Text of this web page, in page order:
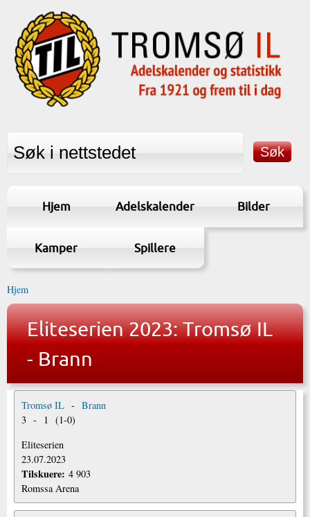
Hjem Adelskalender Bilder
Kamper Spillere
Hjem
Eliteserien 2023: Tromsø IL
- Brann
Tromsø IL - Brann
3 - 1 (1-0)
Eliteserien
23.07.2023
Tilskuere: 4 903
Romssa Arena